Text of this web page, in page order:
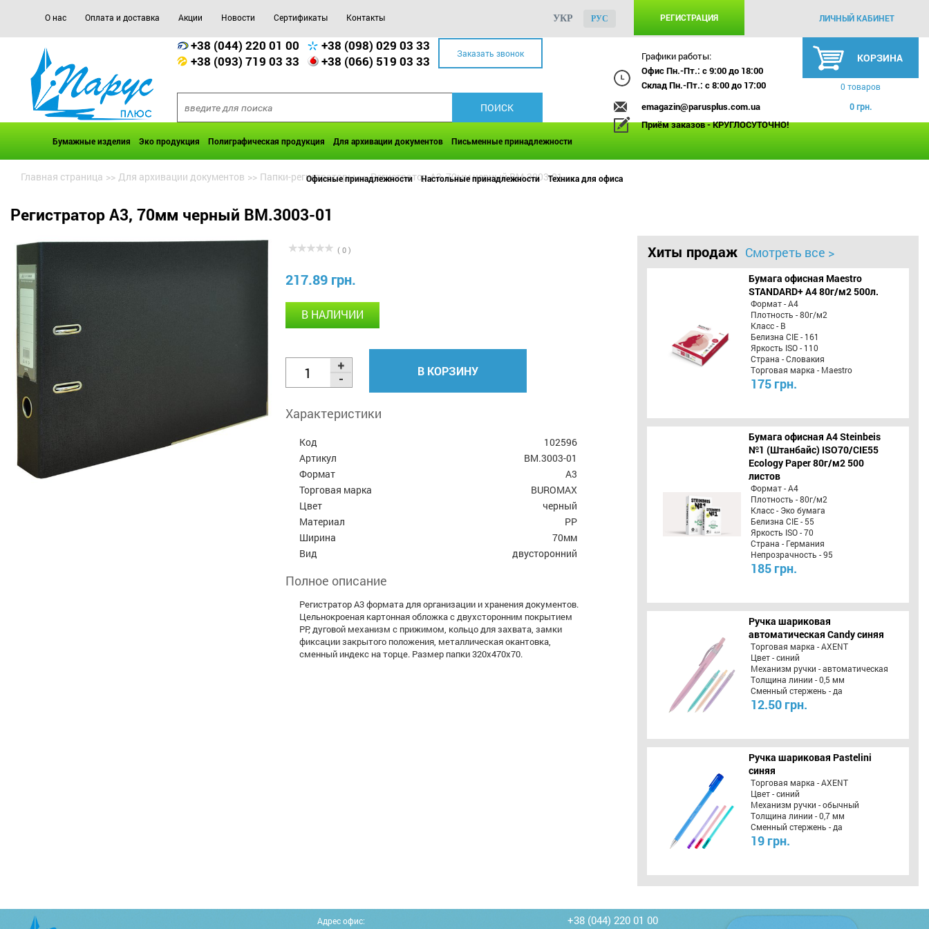
О нас Оплата и доставка Акции Новости Сертификаты Контакты РЕГИСТРАЦИЯ ЛИЧНЫЙ КАБИНЕТ
УКР РУС
+38 (044) 220 01 00
+38 (098) 029 03 33
+38 (093) 719 03 33
+38 (066) 519 03 33 Заказать звонок
Графики работы:
Офис Пн.-Пт.: с 9:00 до 18:00
Склад Пн.-Пт.: с 8:00 до 17:00
emagazin@parusplus.com.ua
Приём заказов - КРУГЛОСУТОЧНО!
КОРЗИНА
0 товаров
0 грн.
Бумажные изделия Эко продукция Полиграфическая продукция Для архивации документов Письменные принадлежности
Офисные принадлежности Настольные принадлежности Техника для офиса
Главная страница >> Для архивации документов >> Папки-регистраторы >> Регистратор А3, 70мм черный BM.3003-01
Регистратор А3, 70мм черный BM.3003-01
( 0 )
217.89 грн.
В НАЛИЧИИ
В КОРЗИНУ
Характеристики
Код
102596
Артикул
BM.3003-01
Формат
А3
Торговая марка
BUROMAX
Цвет
черный
Материал
PP
Ширина
70мм
Вид
двусторонний
Полное описание
Регистратор А3 формата для организации и хранения документов.
Цельнокроеная картонная обложка с двухсторонним покрытием
PP, дуговой механизм с прижимом, кольцо для захвата, замки
фиксации закрытого положения, металлическая окантовка,
сменный индекс на торце. Размер папки 320х470х70.
Хиты продаж Смотреть все >
Бумага офисная Maestro
STANDARD+ А4 80г/м2 500л.
Формат - А4
Плотность - 80г/м2
Класс - B
Белизна CIE - 161
Яркость ISO - 110
Страна - Словакия
Торговая марка - Maestro
175 грн.
Бумага офисная A4 Steinbeis
№1 (Штанбайс) ISO70/СІЕ55
Ecology Paper 80г/м2 500
листов
Формат - А4
Плотность - 80г/м2
Класс - Эко бумага
Белизна CIE - 55
Яркость ISO - 70
Страна - Германия
Непрозрачность - 95
185 грн.
Ручка шариковая
автоматическая Candy синяя
Торговая марка - AXENT
Цвет - синий
Механизм ручки - автоматическая
Толщина линии - 0,5 мм
Сменный стержень - да
12.50 грн.
Ручка шариковая Pastelini
синяя
Торговая марка - AXENT
Цвет - синий
Механизм ручки - обычный
Толщина линии - 0,7 мм
Сменный стержень - да
19 грн.
Адрес офис:
+38 (044) 220 01 00